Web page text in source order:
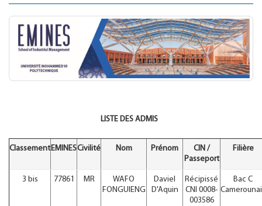
LISTE DES ADMIS
ClassementEMINESCivilité Nom Prénom
CIN /
Passeport
Filière
3 bis 77861 MR
WAFO
FONGUIENG
Daviel
D'Aquin
Récipissé
CNI 0008-
003586
Bac C